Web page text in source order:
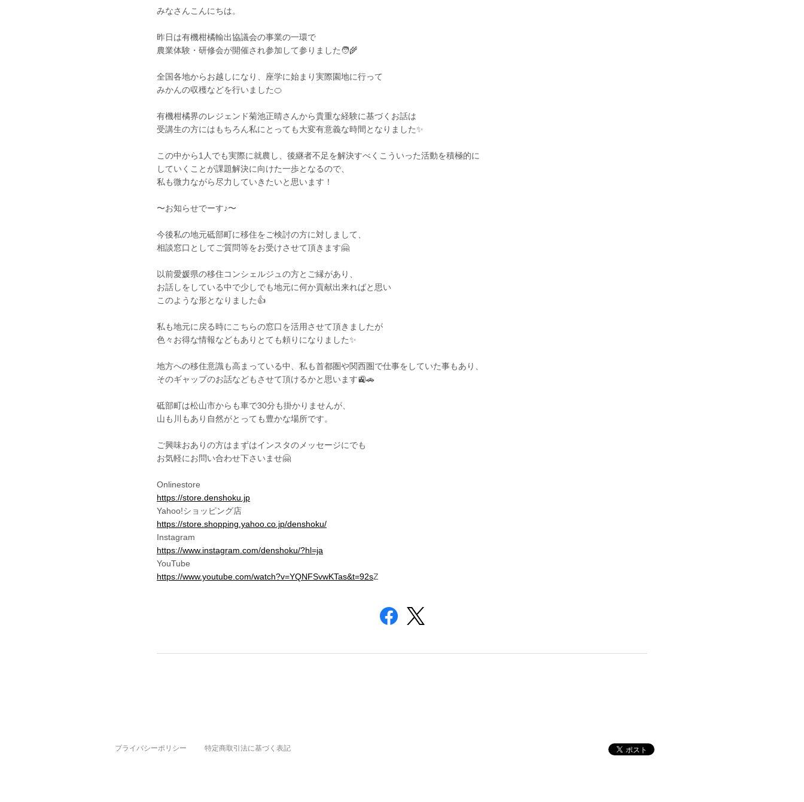
みなさんこんにちは。
昨日は有機柑橘輸出協議会の事業の一環で
農業体験・研修会が開催され参加して参りました🧑‍🌾
全国各地からお越しになり、座学に始まり実際園地に行って
みかんの収穫などを行いました🍊
有機柑橘界のレジェンド菊池正晴さんから貴重な経験に基づくお話は
受講生の方にはもちろん私にとっても大変有意義な時間となりました✨
この中から1人でも実際に就農し、後継者不足を解決すべくこういった活動を積極的に
していくことが課題解決に向けた一歩となるので、
私も微力ながら尽力していきたいと思います！
〜お知らせでーす♪〜
今後私の地元砥部町に移住をご検討の方に対しまして、
相談窓口としてご質問等をお受けさせて頂きます🤗
以前愛媛県の移住コンシェルジュの方とご縁があり、
お話しをしている中で少しでも地元に何か貢献出来ればと思い
このような形となりました👍
私も地元に戻る時にこちらの窓口を活用させて頂きましたが
色々お得な情報などもありとても頼りになりました✨
地方への移住意識も高まっている中、私も首都圏や関西圏で仕事をしていた事もあり、
そのギャップのお話などもさせて頂けるかと思います🚉🚗
砥部町は松山市からも車で30分も掛かりませんが、
山も川もあり自然がとっても豊かな場所です。
ご興味おありの方はまずはインスタのメッセージにでも
お気軽にお問い合わせ下さいませ🤗
Onlinestore
https://store.denshoku.jp
Yahoo!ショッピング店
https://store.shopping.yahoo.co.jp/denshoku/
Instagram
https://www.instagram.com/denshoku/?hl=ja
YouTube
https://www.youtube.com/watch?v=YQNFSvwKTas&t=92sZ
プライバシーポリシー 特定商取引法に基づく表記